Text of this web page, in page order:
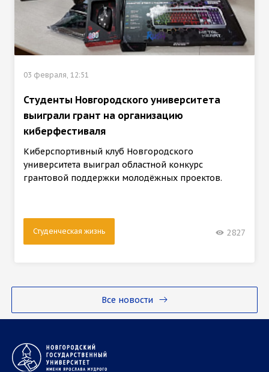
Все новости
03 февраля, 12:51
Студенты Новгородского университета
выиграли грант на организацию
киберфестиваля
Киберспортивный клуб Новгородского
университета выиграл областной конкурс
грантовой поддержки молодёжных проектов.
Студенческая жизнь 2827